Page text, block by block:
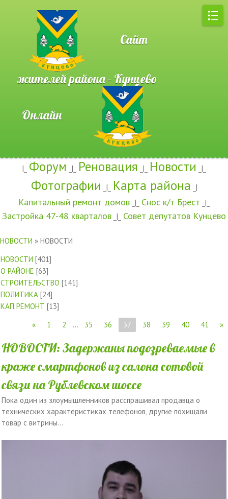
Сайт
жителей района - Кунцево
Онлайн
|_ Форум _|_ Реновация _|_ Новости _|_
Фотографии _|_ Карта района _|
Капитальный ремонт домов _|_ Снос к/т Брест _|_
Застройка 47-48 кварталов _|_ Совет депутатов Кунцево
НОВОСТИ » НОВОСТИ
НОВОСТИ [401]
О РАЙОНЕ [63]
СТРОИТЕЛЬСТВО [141]
ПОЛИТИКА [24]
КАП РЕМОНТ [13]
«
1 2 ... 35 36 37 38 39 40 41 »
НОВОСТИ: Задержаны подозреваемые в
краже смартфонов из салона сотовой
связи на Рублевском шоссе
Пока один из злоумышленников расспрашивал продавца о
технических характеристиках телефонов, другие похищали
товар с витрины...